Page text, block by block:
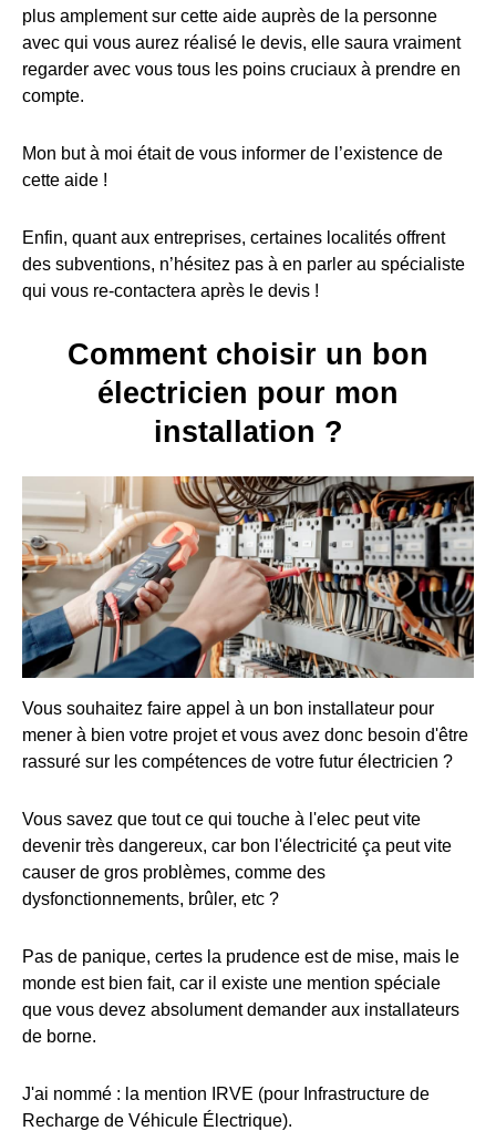
plus amplement sur cette aide auprès de la personne
avec qui vous aurez réalisé le devis, elle saura vraiment
regarder avec vous tous les poins cruciaux à prendre en
compte.
Mon but à moi était de vous informer de l’existence de
cette aide !
Enfin, quant aux entreprises, certaines localités offrent
des subventions, n’hésitez pas à en parler au spécialiste
qui vous re-contactera après le devis !
Comment choisir un bon
électricien pour mon
installation ?
Vous souhaitez faire appel à un bon installateur pour
mener à bien votre projet et vous avez donc besoin d'être
rassuré sur les compétences de votre futur électricien ?
Vous savez que tout ce qui touche à l'elec peut vite
devenir très dangereux, car bon l'électricité ça peut vite
causer de gros problèmes, comme des
dysfonctionnements, brûler, etc ?
Pas de panique, certes la prudence est de mise, mais le
monde est bien fait, car il existe une mention spéciale
que vous devez absolument demander aux installateurs
de borne.
J'ai nommé : la mention IRVE (pour Infrastructure de
Recharge de Véhicule Électrique).